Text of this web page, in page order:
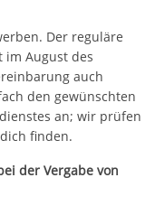
Der reguläre
im August des
auch
den gewünschten
an; wir prüfen
finden.
der Vergabe von